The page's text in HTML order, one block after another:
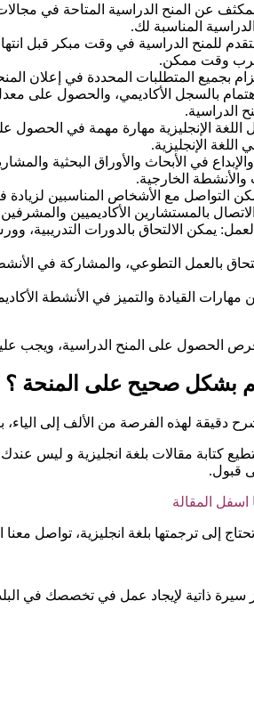
عن المنح الدراسية المتاحة في مجالات
المناسبة لك.
للمنح الدراسية في وقت مبكر قبل انتهاء
وقت ممكن.
بجميع المتطلبات المحددة في إعلان
بالسجل الأكاديمي، والحصول على
الدراسية.
اللغة الإنجليزية مهارة مهمة في الحصول
اللغة الإنجليزية.
والإبداع في الأبحاث والأوراق البحثية
والأنشطة الخارجية.
التواصل مع الأشخاص المناسبين
بالمستشارين الأكاديميين
يمكن الالتحاق بالدورات التدريبية،
بالعمل التطوعي، والمشاركة في
القيادة والتميز في الأنشطة
فرص الحصول على المنح الدراسية، ويجب
بشكل صحيح على المنحة ؟​
دقيقة لهذه الفرصة من الألف إلى
كتابة مقالات بلغة انجليزية و ليس
قبول.
اسفل المقالة
خلال 24 تكون الوثائق جاهزة لك، نوفر عليك عناء الذهاب إلى المكتب و الانتظار الطويل
ذاتية لإيجاد عمل في تخصصك في